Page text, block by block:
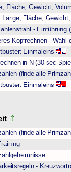
Fläche, Gewicht,
Länge, Fläche,
- Einführung
Kopfrechnen - Wahl
Einmaleins
in N (30-sec-
(finde alle
Einmaleins
(finde alle
-